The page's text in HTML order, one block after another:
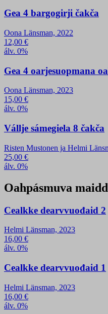
Gea 4 bargogirji čakča
Oona Länsman, 2022
12,00 €
álv. 0%
Gea 4 oarjesuopmana
Oona Länsman, 2023
15,00 €
álv. 0%
Vállje sámegiela 8 čakča
Risten Mustonen ja Helmi
25,00 €
álv. 0%
Oahpásmuva
Cealkke dearvvuođaid 2
Helmi Länsman, 2023
16,00 €
álv. 0%
Cealkke dearvvuođaid 1
Helmi Länsman, 2023
16,00 €
álv. 0%